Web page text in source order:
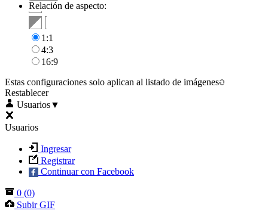
Relación de aspecto:
1:1
4:3
16:9
Estas configuraciones solo aplican al listado de imágenes
Restablecer
Usuarios▼
Usuarios
Ingresar
Registrar
Continuar con Facebook
0 (0)
Subir GIF